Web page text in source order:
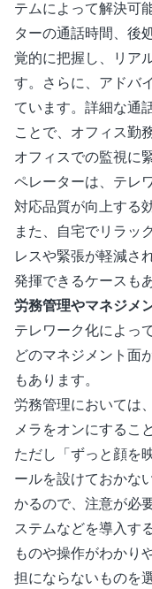
テムによって解決可
ターの通話時間、後
覚的に把握し、リア
す。さらに、アドバ
ています。詳細な通
ことで、オフィス勤
オフィスでの監視に
ペレーターは、テレ
対応品質が向上する
また、自宅でリラッ
レスや緊張が軽減さ
発揮できるケースも
労務管理やマネジメ
テレワーク化によっ
どのマネジメント面
もあります。
労務管理においては
メラをオンにするこ
ただし「ずっと顔を
ールを設けておかな
かるので、注意が必
ステムなどを導入す
ものや操作がわかり
担にならないものを